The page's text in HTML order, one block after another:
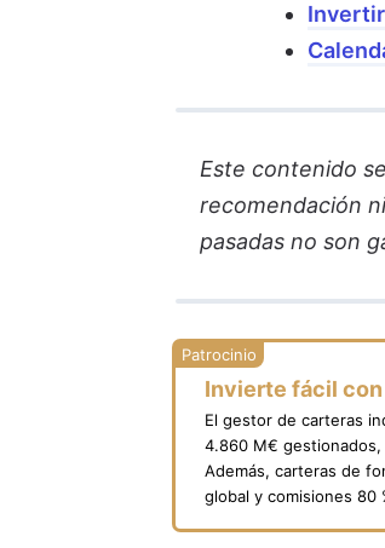
Este contenido
recomendación
pasadas no son
Invierte fácil
El gestor de carteras
4.860 M€ gestionados,
Además, carteras de
global y comisiones 80